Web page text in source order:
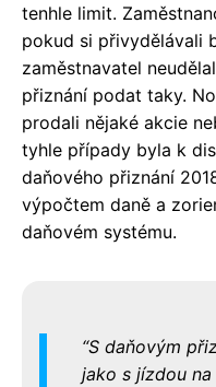
tenhle limit.
pokud si přivydělávali
zaměstnavatel
přiznání podat taky.
prodali nějaké akcie
tyhle případy byla k
daňového přiznání
výpočtem daně a
daňovém systému.
S daňovým
jako s jízdou